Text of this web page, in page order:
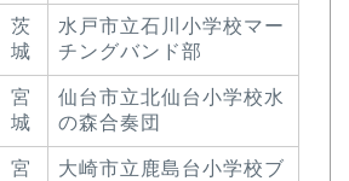
茨
城
水戸市立石川小学校マー
チングバンド部
宮
城
仙台市立北仙台小学校水
の森合奏団
宮 大崎市立鹿島台小学校ブ